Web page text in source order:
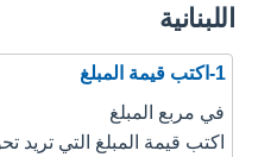
اللبنانية
1-اكتب قيمة المبلغ
في مربع المبلغ
اكتب قيمة المبلغ التي تريد